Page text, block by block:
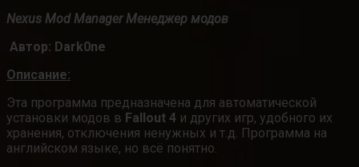
Nexus Mod ManagerМенеджер модов
Автор: Dark0ne
Описание:
Эта программа предназначена для автоматической
установки модов в Fallout 4 и других игр, удобного их
хранения, отключения ненужных и т.д. Программа на
английском языке, но всё понятно.